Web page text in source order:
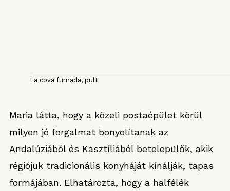
La cova fumada, pult
Maria látta, hogy a közeli postaépület körül
milyen jó forgalmat bonyolítanak az
Andalúziából és Kasztíliából betelepülők, akik
régiójuk tradicionális konyháját kínálják, tapas
formájában. Elhatározta, hogy a halfélék